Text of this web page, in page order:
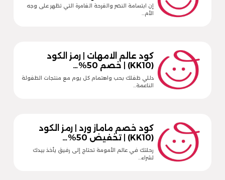
إن ابتسامة النصر والفرحة الغامرة التي تظهر على وجه
الأم…
كود عالم الامهات | رمز الكود
(KK10) | خصم 50%…
دللي طفلك بحب واهتمام كل يوم مع منتجات الطفولة
الناعمة…
كود خصم ماماز ورد | رمز الكود
(KK10) | تخفيض 50%…
رحلتك في عالم الأمومة تحتاج إلى رفيق يأخذ بيدك
لشراء…